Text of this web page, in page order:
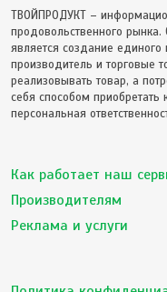
ТВОЙПРОДУКТ –
продовольственного
является создание
производитель и торговые
реализовывать товар, а
себя способом приобретать
персональная
Как работает наш
Производителям
Реклама и услуги